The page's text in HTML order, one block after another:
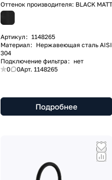
0 0Арт. 1148265
Оттенок производителя: BLACK MATT
Артикул : 1148265
Материал : Нержавеющая сталь AISI
304
Подключение фильтра : нет
Подробнее